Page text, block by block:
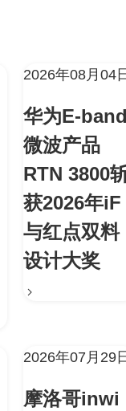
2026年08月04
华为E-
微波产品
RTN 3800
获2026年iF
与红点双料
设计大奖
2026年07月29
摩洛哥inwi